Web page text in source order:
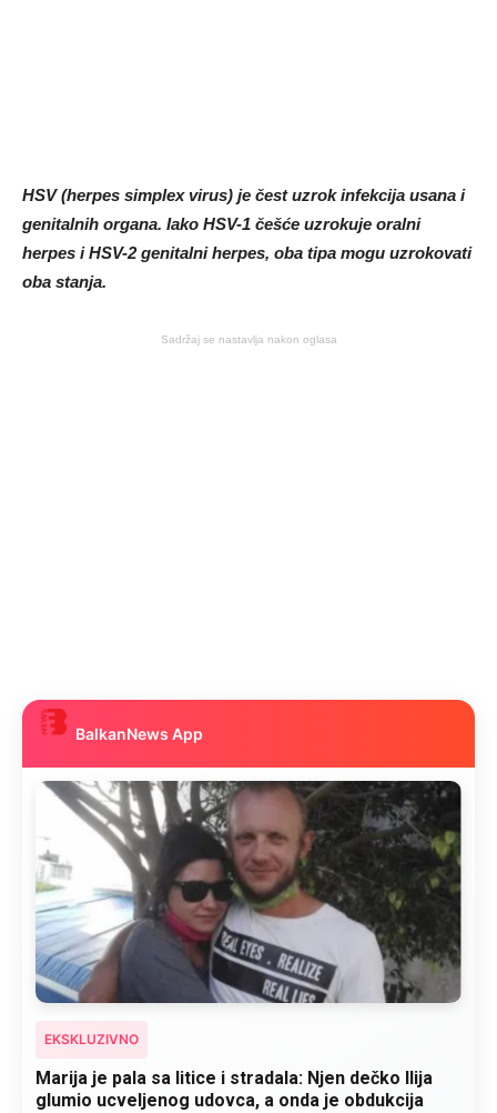
HSV (herpes simplex virus) je čest uzrok infekcija usana i
genitalnih organa. Iako HSV-1 češće uzrokuje oralni
herpes i HSV-2 genitalni herpes, oba tipa mogu uzrokovati
oba stanja.
Sadržaj se nastavlja nakon oglasa
EKSKLUZIVNO
Kad se Marin suprug razbolio ona ga kupala,
pelene mu mijenjala: Jedno jutro je poslao po